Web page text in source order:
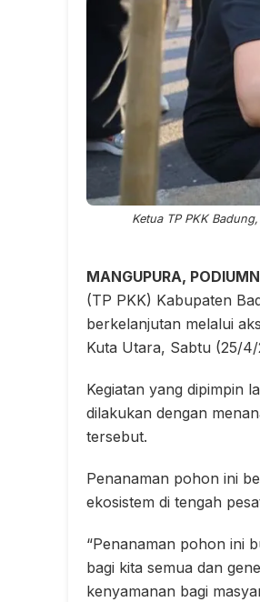
Ketua TP PKK
MANGUPURA,
(TP PKK) Kabupaten
berkelanjutan melalui
Kuta Utara, Sabtu (25/
Kegiatan yang dipimpin
dilakukan dengan
tersebut.
Penanaman pohon ini
ekosistem di tengah
“Penanaman pohon ini
bagi kita semua dan
kenyamanan bagi